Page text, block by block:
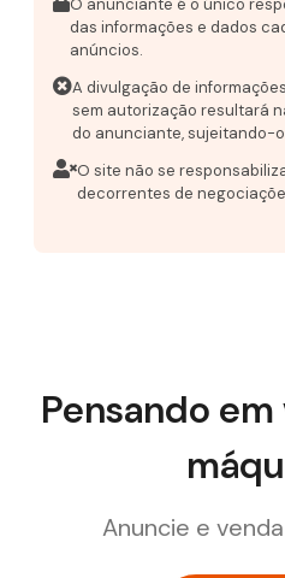
das informações e dados
anúncios.
A divulgação de
sem autorização resultará
do anunciante, sujeitando-
O site não se
decorrentes de
Pensando
Anuncie e